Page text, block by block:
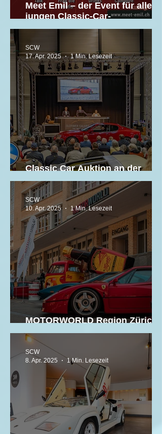
Meet Emil – der Event für alle
jungen Classic-Car-
Begeisterten!
Classic Car Auktion an der
SWISS CLASSIC WORLD 2025
SCW
17. Apr. 2025
1 Min. Lesezeit
MOTORWORLD Region Zürich -
Eventsaison 2025
SCW
10. Apr. 2025
1 Min. Lesezeit
SCW
8. Apr. 2025
1 Min. Lesezeit